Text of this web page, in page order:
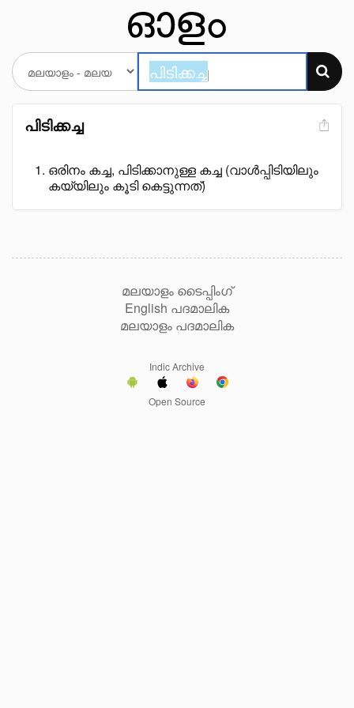
പിടിക്കച്ച
ഒരിനം കച്ച, പിടിക്കാനുള്ള കച്ച (വാൾപ്പിടിയിലും
കയ്യിലും കൂടി കെട്ടുന്നത്)
മലയാളം ടൈപ്പിംഗ്
English പദമാലിക
മലയാളം പദമാലിക
Indic Archive
Open Source